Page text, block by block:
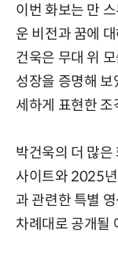
이번 화보는 만
운 비전과 꿈에
건욱은 무대 위
성장을 증명해 보
세하게 표현한
박건욱의 더 많
사이트와 2025
과 관련한 특별
차례대로 공개될